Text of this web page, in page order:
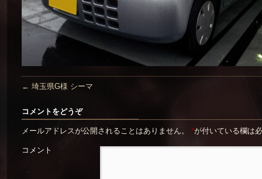
← 埼玉県G様 シーマ
コメントをどうぞ
メールアドレスが公開されることはありません。 *が付いている欄は
コメント